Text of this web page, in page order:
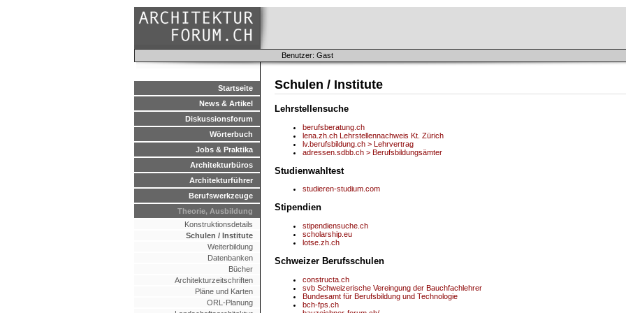
Benutzer: Gast
Startseite
News & Artikel
Diskussionsforum
Wörterbuch
Jobs & Praktika
Architekturbüros
Architekturführer
Berufswerkzeuge
Theorie, Ausbildung
Konstruktionsdetails
Schulen / Institute
Weiterbildung
Datenbanken
Bücher
Architekturzeitschriften
Pläne und Karten
ORL-Planung
Schulen / Institute
Lehrstellensuche
berufsberatung.ch
lena.zh.ch Lehrstellennachweis Kt. Zürich
lv.berufsbildung.ch > Lehrvertrag
adressen.sdbb.ch > Berufsbildungsämter
Studienwahltest
studieren-studium.com
Stipendien
stipendiensuche.ch
scholarship.eu
lotse.zh.ch
Schweizer Berufsschulen
constructa.ch
svb Schweizerische Vereingung der Bauchfachlehrer
Bundesamt für Berufsbildung und Technologie
bch-fps.ch